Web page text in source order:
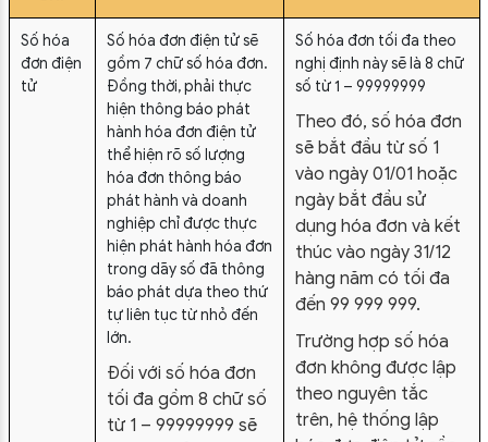
Số hóa
đơn điện
tử
Số hóa đơn điện tử sẽ
gồm 7 chữ số hóa đơn.
Đồng thời, phải thực
hiện thông báo phát
hành hóa đơn điện tử
thể hiện rõ số lượng
hóa đơn thông báo
phát hành và doanh
nghiệp chỉ được thực
hiện phát hành hóa đơn
trong dãy số đã thông
báo phát dựa theo thứ
tự liên tục từ nhỏ đến
lớn.
Đối với số hóa đơn
tối đa gồm 8 chữ số
từ 1 – 99999999 sẽ
Số hóa đơn tối đa theo
nghị định này sẽ là 8 chữ
số từ 1 – 99999999
Theo đó, số hóa đơn
sẽ bắt đầu từ số 1
vào ngày 01/01 hoặc
ngày bắt đầu sử
dụng hóa đơn và kết
thúc vào ngày 31/12
hàng năm có tối đa
đến 99 999 999.
Trường hợp số hóa
đơn không được lập
theo nguyên tắc
trên, hệ thống lập